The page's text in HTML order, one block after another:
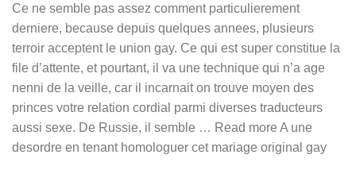
Ce ne semble pas assez comment particulierement
derniere, because depuis quelques annees, plusieurs
terroir acceptent le union gay. Ce qui est super constitue la
file d’attente, et pourtant, il va une technique qui n’a age
nenni de la veille, car il incarnait on trouve moyen des
princes votre relation cordial parmi diverses traducteurs
aussi sexe. De Russie, il semble … Read more A une
desordre en tenant homologuer cet mariage original gay